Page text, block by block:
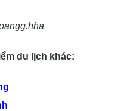
du lịch khác: